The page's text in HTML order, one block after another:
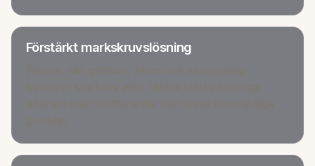
Förstärkt markskruvslösning
Passar när grillzon, hörn och skivupplag
behöver starkare eller tätare stöd än övriga
altanen men fortfarande kan lösas som tydliga
punkter.